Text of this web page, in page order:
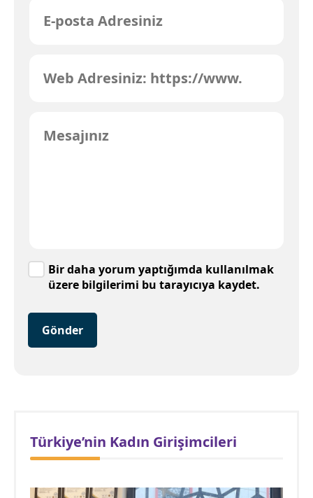
Bir daha yorum yaptığımda kullanılmak
üzere bilgilerimi bu tarayıcıya kaydet.
Gönder
Türkiye’nin Kadın Girişimcileri